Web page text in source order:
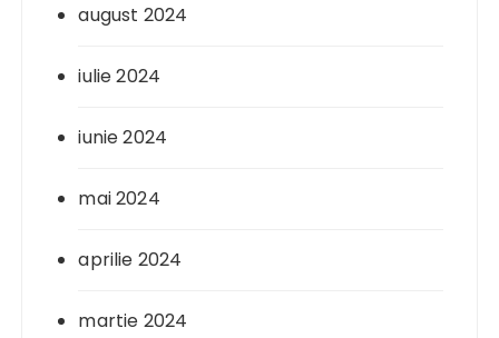
august 2024
iulie 2024
iunie 2024
mai 2024
aprilie 2024
martie 2024